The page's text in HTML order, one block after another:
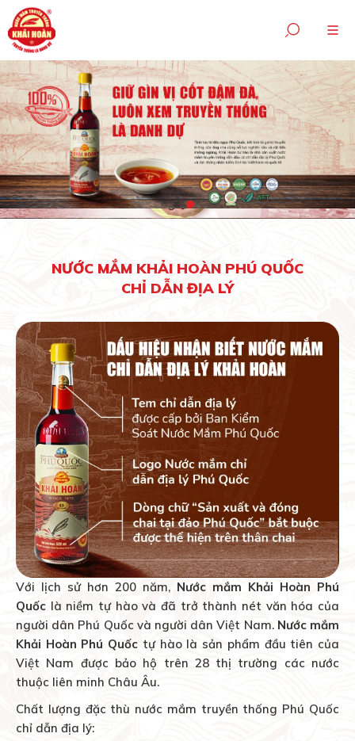
NƯỚC MẮM KHẢI HOÀN PHÚ QUỐC
CHỈ DẪN ĐỊA LÝ
Với lịch sử hơn 200 năm, Nước mắm Khải Hoàn Phú
Quốc là niềm tự hào và đã trở thành nét văn hóa của
người dân Phú Quốc và người dân Việt Nam. Nước mắm
Khải Hoàn Phú Quốc tự hào là sản phẩm đầu tiên của
Việt Nam được bảo hộ trên 28 thị trường các nước
thuộc liên minh Châu Âu.
Chất lượng đặc thù nước mắm truyền thống Phú Quốc
chỉ dẫn địa lý: